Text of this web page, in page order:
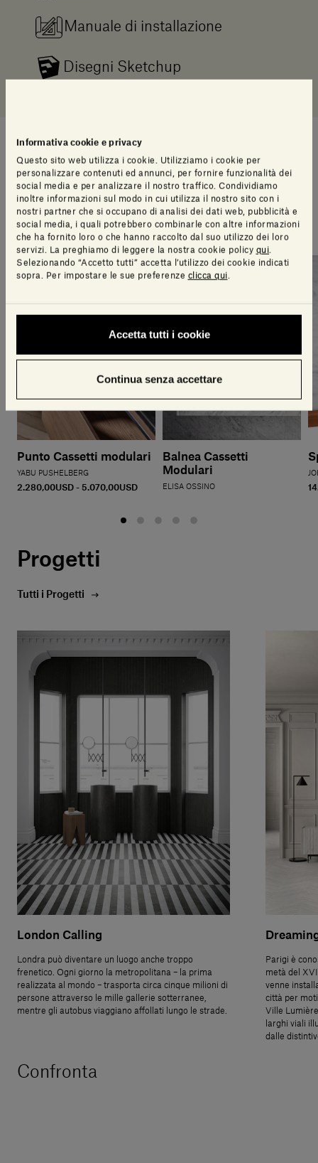
Informativa cookie e privacy
Questo sito web utilizza i cookie. Utilizziamo i cookie per
personalizzare contenuti ed annunci, per fornire funzionalità dei
social media e per analizzare il nostro traffico. Condividiamo
inoltre informazioni sul modo in cui utilizza il nostro sito con i
nostri partner che si occupano di analisi dei dati web, pubblicità e
social media, i quali potrebbero combinarle con altre informazioni
che ha fornito loro o che hanno raccolto dal suo utilizzo dei loro
servizi. La preghiamo di leggere la nostra cookie policy qui
Selezionando “Accetto tutti” accetta l’utilizzo dei cookie indicati
sopra. Per impostare le sue preferenze clicca qui
Accetta tutti i cookie
Continua senza accettare
Manuale di installazione
Disegni Sketchup
Suggerimenti di stile
Una selezione di articoli pensati per te dal nostro
team di design
Punto Cassetti modulari
YABU PUSHELBERG
2.280,00USD - 5.070,00USD
Balnea Cassetti
Modulari
ELISA OSSINO
Progetti
Tutti i Progetti
London Calling
Londra può diventare un luogo anche troppo
frenetico. Ogni giorno la metropolitana – la prima
realizzata al mondo – trasporta circa cinque milioni di
persone attraverso le mille gallerie sotterranee,
mentre gli autobus viaggiano affollati lungo le strade.
Parigi è
metà del
venne
città per
Ville
larghi viali
dalle
Confronta